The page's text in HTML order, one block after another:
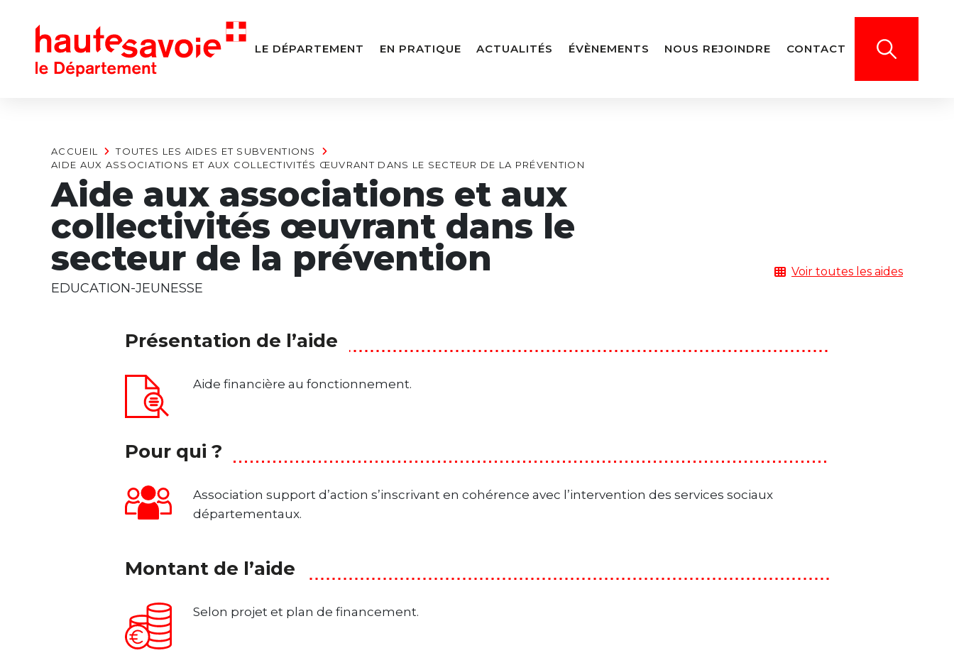
LE DÉPARTEMENT EN PRATIQUE ACTUALITÉS ÉVÈNEMENTS NOUS REJOINDRE CONTACT
ACCUEIL
TOUTES LES AIDES ET SUBVENTIONS
AIDE AUX ASSOCIATIONS ET AUX COLLECTIVITÉS ŒUVRANT DANS LE SECTEUR DE LA PRÉVENTION
Aide aux associations et aux
collectivités œuvrant dans le
secteur de la prévention Voir toutes les aides
EDUCATION-JEUNESSE
Présentation de l’aide
Aide financière au fonctionnement.
Pour qui ?
Association support d’action s’inscrivant en cohérence avec l’intervention des services sociaux
départementaux.
Montant de l’aide
Selon projet et plan de financement.